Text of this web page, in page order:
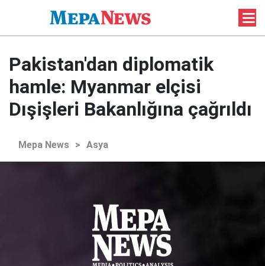
Pakistan'dan diplomatik
hamle: Myanmar elçisi
Dışişleri Bakanlığına çağrıldı
Mepa News > Asya